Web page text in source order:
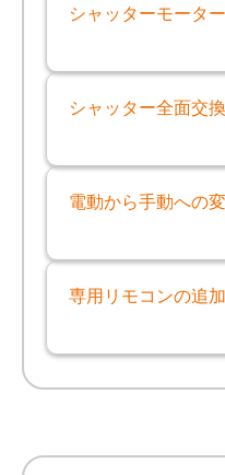
シャッターモータ
シャッター全面交
電動から手動への
専用リモコンの追